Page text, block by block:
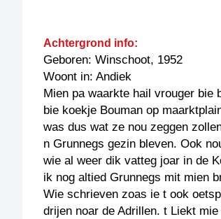
Achtergrond info:
Geboren: Winschoot, 1952
Woont in: Andiek
Mien pa waarkte hail vrouger bie
bie koekje Bouman op
was dus wat ze nou zeggen
n Grunnegs gezin bleven. Ook
wie al weer dik vatteg joar in de
ik nog altied Grunnegs mit mien
Wie schrieven zoas ie t ook
drijen noar de Adrillen. t Liekt